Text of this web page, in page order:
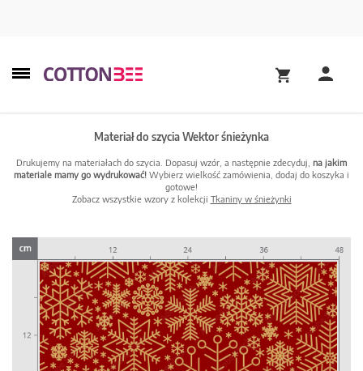
Materiał do szycia Wektor śnieżynka
Drukujemy na materiałach do szycia. Dopasuj wzór, a następnie zdecyduj, na jakim
materiale mamy go wydrukować! Wybierz wielkość zamówienia, dodaj do koszyka i
gotowe!
Zobacz wszystkie wzory z kolekcji Tkaniny w śnieżynki